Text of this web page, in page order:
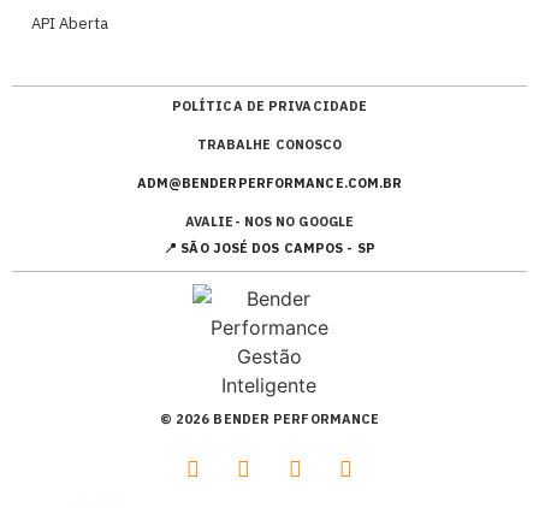
API Aberta
POLÍTICA DE PRIVACIDADE
TRABALHE CONOSCO
ADM@BENDERPERFORMANCE.COM.BR
AVALIE- NOS NO GOOGLE
📍 SÃO JOSÉ DOS CAMPOS - SP
© 2026 BENDER PERFORMANCE